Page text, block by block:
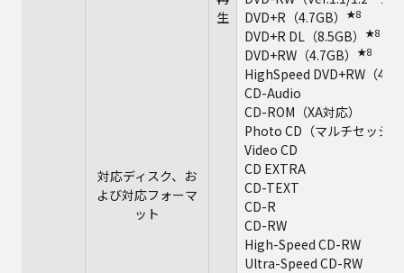
対応ディスク、お
よび対応フォーマ
ット
生
DVD+R（4.7GB）
★8
DVD+R DL（8.5GB） ★8
DVD+RW（4.7GB） ★8
HighSpeed DVD+RW（
CD-Audio
CD-ROM（XA対応）
Photo CD（マルチセッシ
Video CD
CD EXTRA
CD-TEXT
CD-R
CD-RW
High-Speed CD-RW
Ultra-Speed CD-RW